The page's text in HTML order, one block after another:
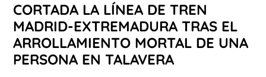
CORTADA LA LÍNEA DE TREN
MADRID-EXTREMADURA TRAS EL
ARROLLAMIENTO MORTAL DE UNA
PERSONA EN TALAVERA